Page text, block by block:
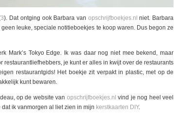
3). Dat ontging ook Barbara van opschrijfboekjes.nl niet. Barbara
leuke, speciale notitieboekjes te koop waren. Dus begon ze
Mark’s Tokyo Edge. Ik was daar nog niet mee bekend, maar
je kunt er alles in kwijt over de restaurants
restaurantgids! Het boekje zit verpakt in plastic, met op de
kunt bewaren.
op de website van opschrijfboekjes.nlvind je nog heel veel
ik vanmorgen al liet zien in mijn kerstkaarten DIY.